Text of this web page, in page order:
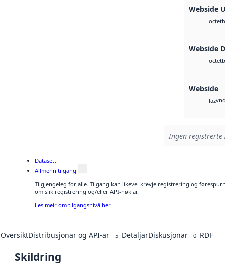
Webside
octet
Webside
octet
Webside
laz
Ingen
Datasett
Allmenn tilgang
Tilgjengeleg for alle. Tilgang kan likevel krevje registrering og
om slik registrering og/eller API-nøklar.
Les meir om tilgangsnivå her
OversiktDistribusjonar og API-ar 5 DetaljarDiskusjonar 0 RDF
Skildring